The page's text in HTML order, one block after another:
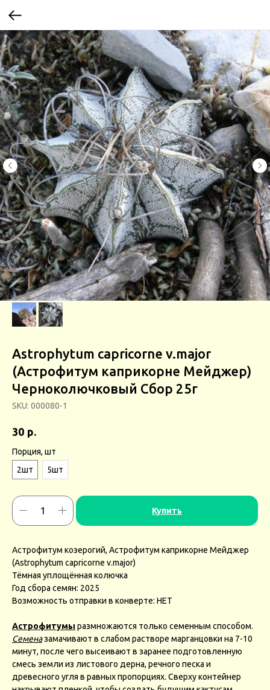
Astrophytum capricorne v.major
(Астрофитум каприкорне Мейджер)
Черноколючковый Сбор 25г
SKU: 000080-1
30 р.
Порция, шт
2шт
5шт
Купить
Астрофитум козерогий, Астрофитум каприкорне Мейджер
(Astrophytum capricorne v.major)
Тёмная уплощённая колючка
Год сбора семян: 2025
Возможность отправки в конверте: НЕТ
Астрофитумы размножаются только семенным способом.
Семеназамачивают в слабом растворе марганцовки на 7-10
минут, после чего высеивают в заранее подготовленную
смесь земли из листового дерна, речного песка и
древесного угля в равных пропорциях. Сверху контейнер